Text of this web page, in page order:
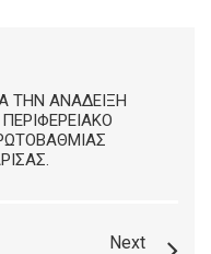
ΤΗΝ ΑΝΆΔΕΙΞΗ
Next